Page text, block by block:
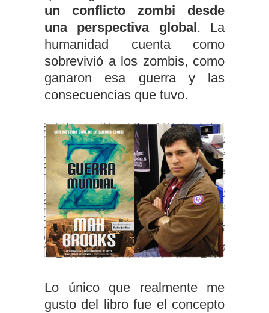
un conflicto zombi desde
una perspectiva global. La
humanidad cuenta como
sobrevivió a los zombis, como
ganaron esa guerra y las
consecuencias que tuvo.
Lo único que realmente me
gusto del libro fue el concepto